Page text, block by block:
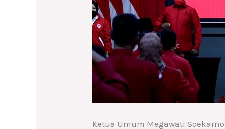
Ketua Umum Megawati